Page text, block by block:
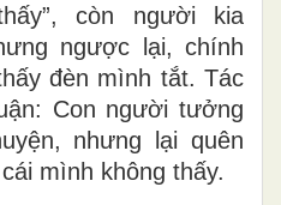
còn người kia
ngược lại, chính
đèn mình tắt. Tác
Con người tưởng
nhưng lại quên
mình không thấy.